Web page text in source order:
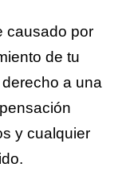
causado por
de tu
a una
y cualquier